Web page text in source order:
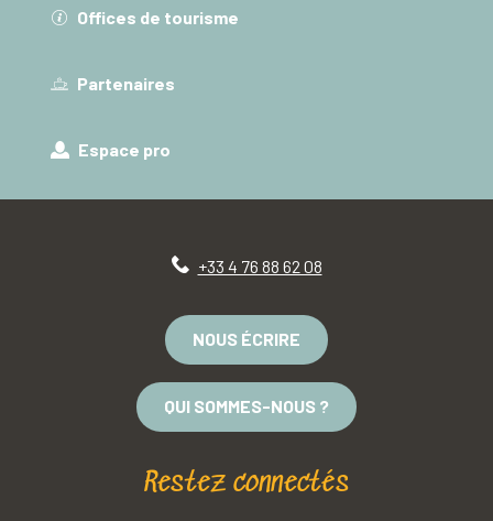
Offices de tourisme
Partenaires
Espace pro
+33 4 76 88 62 08
NOUS ÉCRIRE
QUI SOMMES-NOUS ?
Restez connectés